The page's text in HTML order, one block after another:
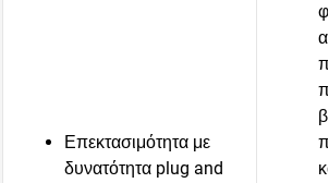
Επεκτασιμότητα με
δυνατότητα plug and